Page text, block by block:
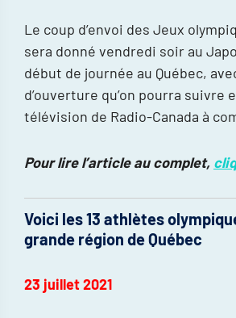
Le coup d’envoi des Jeux
sera donné vendredi soir au
début de journée au Québec,
d’ouverture qu’on pourra suivre
télévision de Radio-Canada à
Pour lire l’article au complet,
Voici les 13 athlètes
grande région de Québec
23 juillet 2021